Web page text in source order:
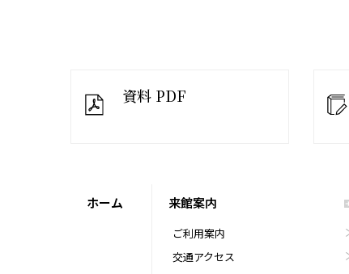
資料 PDF
ホーム 来館案内
ご利用案内
交通アクセス